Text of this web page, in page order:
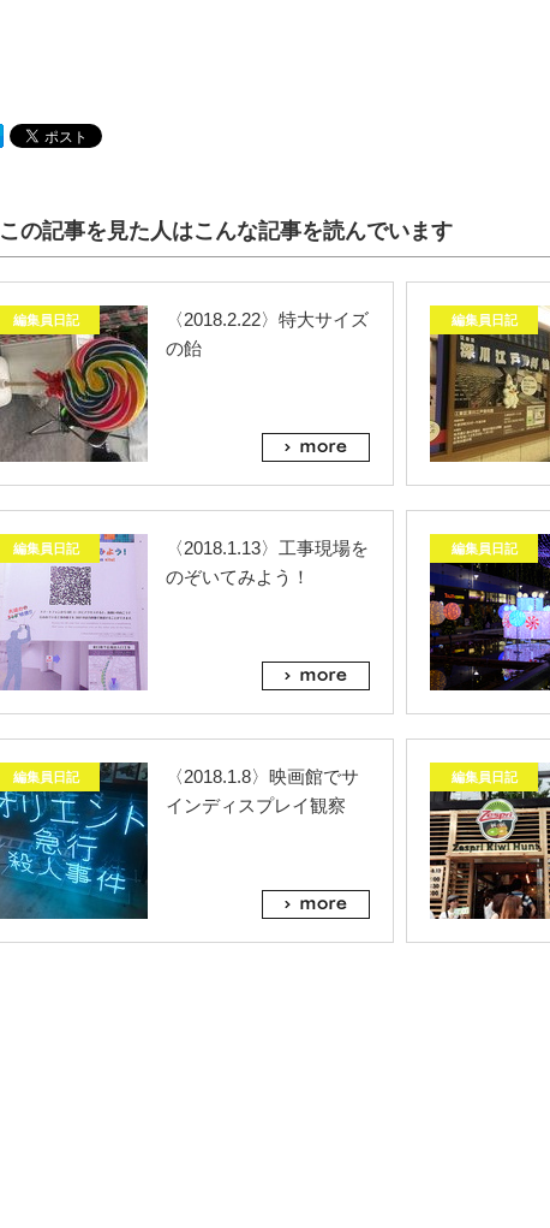
この記事を見た人はこんな記事を読んでいます
編集員日記
〈2018.2.22〉特大サイズ
の飴
編集員日記
編集員日記
〈2018.1.13〉工事現場を
のぞいてみよう！
編集員日記
編集員日記
〈2018.1.8〉映画館でサ
インディスプレイ観察
編集員日記